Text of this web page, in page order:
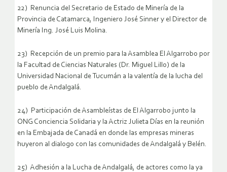
22) Renuncia del Secretario de Estado de Minería de la
Provincia de Catamarca, Ingeniero José Sinner y el Director de
Minería Ing. José Luis Molina.
23) Recepción de un premio para la Asamblea El Algarrobo por
la Facultad de Ciencias Naturales (Dr. Miguel Lillo) de la
Universidad Nacional de Tucumán a la valentía de la lucha del
pueblo de Andalgalá.
24) Participación de Asambleístas de El Algarrobo junto la
ONG Conciencia Solidaria y la Actriz Julieta Días en la reunión
en la Embajada de Canadá en donde las empresas mineras
huyeron al dialogo con las comunidades de Andalgalá y Belén.
25) Adhesión a la Lucha de Andalgalá, de actores como la ya